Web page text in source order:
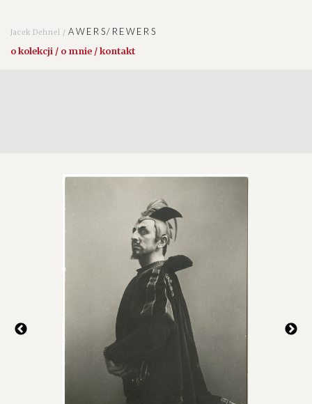
Jacek Dehnel /AWERS/REWERS
o kolekcji / o mnie / kontakt